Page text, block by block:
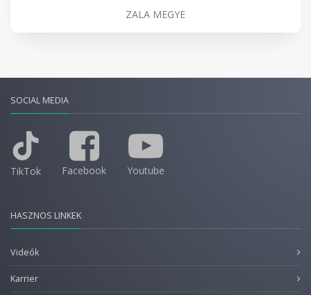
ZALA MEGYE
SOCIAL MEDIA
TikTok Facebook Youtube
HASZNOS LINKEK
Videók
Karrier